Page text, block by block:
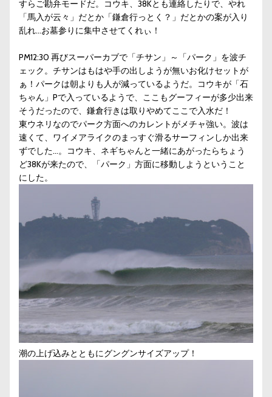
すらご勘弁モードだ。コウキ、38Kとも連絡したりで、やれ
「馬入が云々」だとか「鎌倉行っとく？」だとかの案が入り
乱れ…お墓参りに集中させてくれぃ！
PM12:30 再びスーパーカブで「チサン」～「パーク」を波チ
ェック。チサンはもはや手の出しようが無いお化けセットが
ぁ！パークは朝よりも人が減っているようだ。コウキが「石
ちゃん」Pで入っているようで、ここもグーフィーが多少出来
そうだったので、鎌倉行きは取りやめてここで入水だ！
東ウネリなのでパーク方面へのカレントがメチャ強い。波は
速くて、ワイメアライクのまっすぐ滑るサーフィンしか出来
ずでした…。コウキ、ネギちゃんと一緒にあがったらちょう
ど38Kが来たので、「パーク」方面に移動しようということ
にした。
潮の上げ込みとともにグングンサイズアップ！